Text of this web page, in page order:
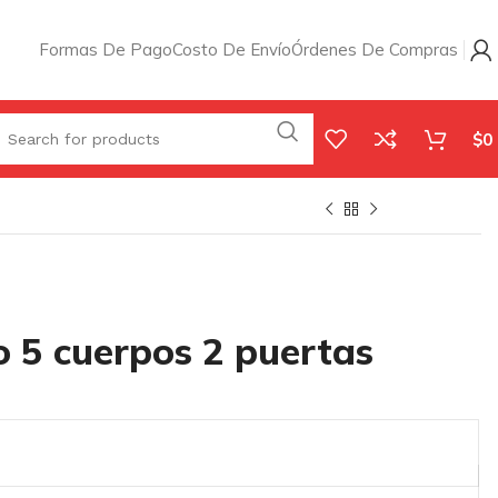
Formas De PagoCosto De EnvíoÓrdenes De Compras
$0
5 cuerpos 2 puertas